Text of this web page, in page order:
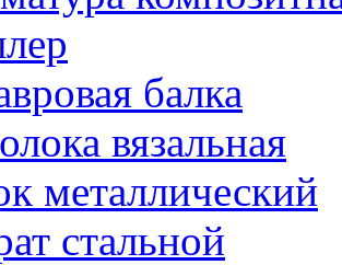
балка
вязальная
металлический
стальной